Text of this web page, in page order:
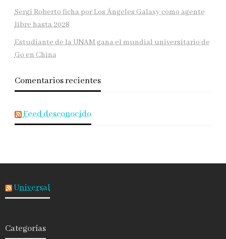
Sergi Roberto ficha por Los Ángeles Galaxy como agente
libre hasta 2028
Estudiante de la UNAM gana el mundial universitario de
Go en China
Comentarios recientes
Feed desconocido
Universal
Categorías